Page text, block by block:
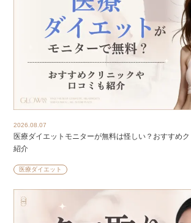
2026.08.07
医療ダイエットモニターが無料は怪しい？おすすめ
紹介
医療ダイエット